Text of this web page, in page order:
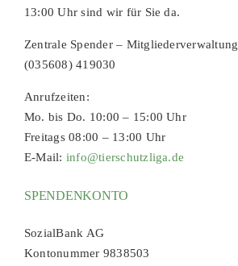
13:00 Uhr sind wir für Sie da.
Zentrale Spender – Mitgliederverwaltung
(035608) 419030
Anrufzeiten:
Mo. bis Do. 10:00 – 15:00 Uhr
Freitags 08:00 – 13:00 Uhr
E-Mail: info@tierschutzliga.de
SPENDENKONTO
SozialBank AG
Kontonummer 9838503